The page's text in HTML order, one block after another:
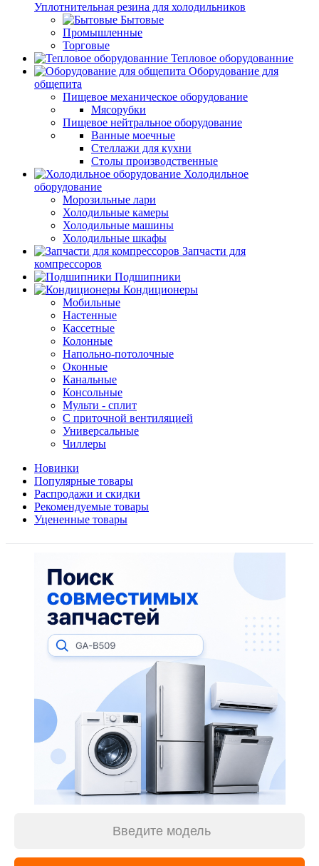
Уплотнительная резина для холодильников
Бытовые
Промышленные
Торговые
Тепловое оборудованние
Оборудование для
общепита
Пищевое механическое оборудование
Мясорубки
Пищевое нейтральное оборудование
Ванные моечные
Стеллажи для кухни
Столы производственные
Холодильное
оборудование
Морозильные лари
Холодильные камеры
Холодильные машины
Холодильные шкафы
Запчасти для
компрессоров
Подшипники
Кондиционеры
Мобильные
Настенные
Кассетные
Колонные
Напольно-потолочные
Оконные
Канальные
Консольные
Мульти - сплит
С приточной вентиляцией
Универсальные
Чиллеры
Новинки
Популярные товары
Распродажи и скидки
Рекомендуемые товары
Уцененные товары